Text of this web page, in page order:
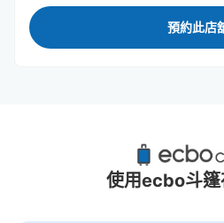
預約此店
柏站附近推薦
7個投幣式
使用ecbo斗篷